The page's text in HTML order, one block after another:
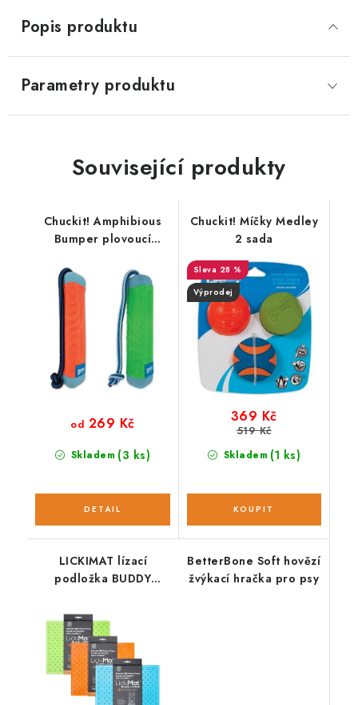
Popis produktu
Parametry produktu
Související produkty
Chuckit! Amphibious
Bumper plovoucí
Skladem (3 ks)
od 269 Kč
Chuckit! Míčky Medley
2 sada
28 %
Výprodej
Skladem (1 ks)
369 Kč
519 Kč
LICKIMAT lízací
podložka BUDDY
BetterBone Soft hovězí
žvýkací hračka pro psy